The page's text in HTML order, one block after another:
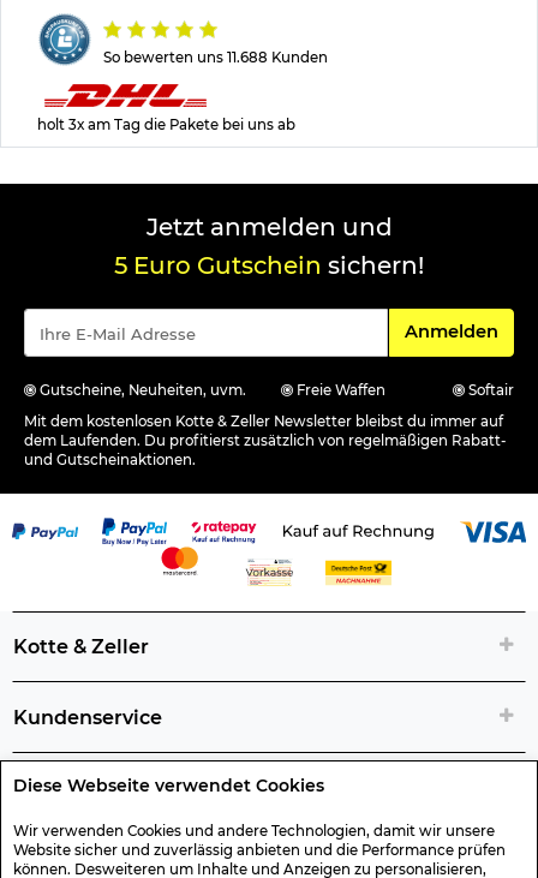
Diese Webseite verwendet Cookies
Wir verwenden Cookies und andere Technologien, damit wir unsere
Website sicher und zuverlässig anbieten und die Performance prüfen
können. Desweiteren um Inhalte und Anzeigen zu personalisieren,
So bewerten uns 11.688 Kunden
holt 3x am Tag die Pakete bei uns ab
Jetzt anmelden und
5 Euro Gutschein sichern!
Für den
Anmelden
Gutscheine, Neuheiten, uvm. Freie Waffen
Softair
Mit dem kostenlosen Kotte & Zeller Newsletter bleibst du immer auf
dem Laufenden. Du profitierst zusätzlich von regelmäßigen Rabatt-
und Gutscheinaktionen.
Kotte & Zeller
Kundenservice
Rechtliche Artikelinfos
Geschenk-Gutscheine